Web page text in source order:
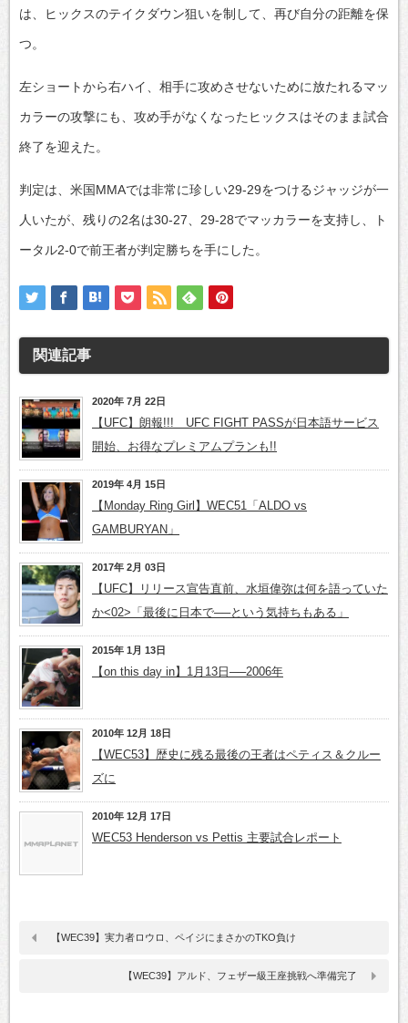
は、ヒックスのテイクダウン狙いを制して、再び自分の距離を保
つ。
左ショートから右ハイ、相手に攻めさせないために放たれるマッ
カラーの攻撃にも、攻め手がなくなったヒックスはそのまま試合
終了を迎えた。
判定は、米国MMAでは非常に珍しい29-29をつけるジャッジが一
人いたが、残りの2名は30-27、29-28でマッカラーを支持し、ト
ータル2-0で前王者が判定勝ちを手にした。
関連記事
2020年 7月 22日
【UFC】朗報!!! UFC FIGHT PASSが日本語サービス
開始、お得なプレミアムプランも!!
2019年 4月 15日
【Monday Ring Girl】WEC51「ALDO vs
GAMBURYAN」
2017年 2月 03日
【UFC】リリース宣告直前、水垣偉弥は何を語っていた
か<02>「最後に日本で──という気持ちもある」
2015年 1月 13日
【on this day in】1月13日──2006年
2010年 12月 18日
【WEC53】歴史に残る最後の王者はペティス＆クルー
ズに
2010年 12月 17日
WEC53 Henderson vs Pettis 主要試合レポート
【WEC39】実力者ロウロ、ペイジにまさかのTKO負け
【WEC39】アルド、フェザー級王座挑戦へ準備完了